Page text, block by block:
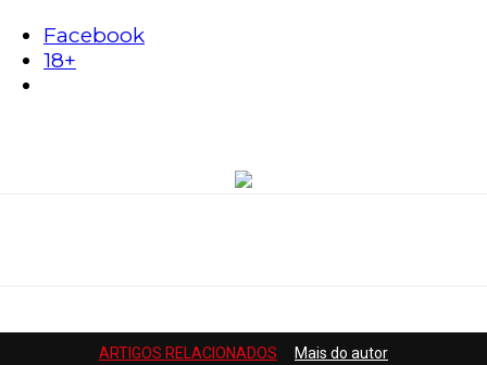
Facebook
18+
ARTIGOS RELACIONADOS Mais do autor